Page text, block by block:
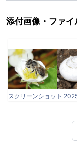
添付画像・ファイ